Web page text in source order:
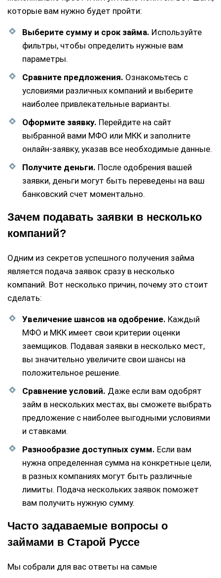
которые вам нужно будет пройти:
Выберите сумму и срок займа. Используйте
фильтры, чтобы определить нужные вам
параметры.
Сравните предложения. Ознакомьтесь с
условиями различных компаний и выберите
наиболее привлекательные варианты.
Оформите заявку. Перейдите на сайт
выбранной вами МФО или МКК и заполните
онлайн-заявку, указав все необходимые данные.
Получите деньги. После одобрения вашей
заявки, деньги могут быть переведены на ваш
банковский счет моментально.
Зачем подавать заявки в несколько
компаний?
Одним из секретов успешного получения займа
является подача заявок сразу в несколько
компаний. Вот несколько причин, почему это стоит
сделать:
Увеличение шансов на одобрение. Каждый
МФО и МКК имеет свои критерии оценки
заемщиков. Подавая заявки в несколько мест,
вы значительно увеличите свои шансы на
положительное решение.
Сравнение условий. Даже если вам одобрят
займ в нескольких местах, вы сможете выбрать
предложение с наиболее выгодными условиями
и ставками.
Разнообразие доступных сумм. Если вам
нужна определенная сумма на конкретные цели,
в разных компаниях могут быть различные
лимиты. Подача нескольких заявок поможет
вам получить нужную сумму.
Часто задаваемые вопросы о
займами в Старой Руссе
Мы собрали для вас ответы на самые